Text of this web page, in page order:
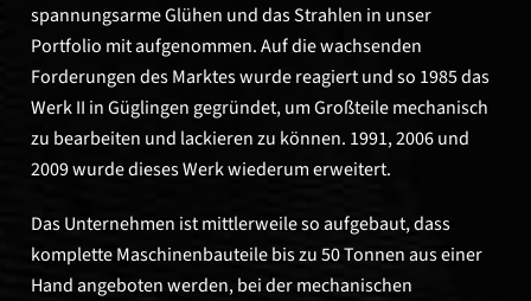
spannungsarme Glühen und das Strahlen in unser
Portfolio mit aufgenommen. Auf die wachsenden
Forderungen des Marktes wurde reagiert und so 1985 das
Werk II in Güglingen gegründet, um Großteile mechanisch
zu bearbeiten und lackieren zu können. 1991, 2006 und
2009 wurde dieses Werk wiederum erweitert.
Das Unternehmen ist mittlerweile so aufgebaut, dass
komplette Maschinenbauteile bis zu 50 Tonnen aus einer
Hand angeboten werden, bei der mechanischen